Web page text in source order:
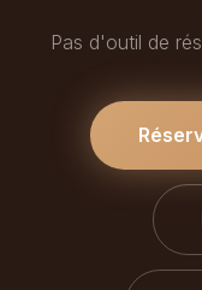
Pas d'outil de